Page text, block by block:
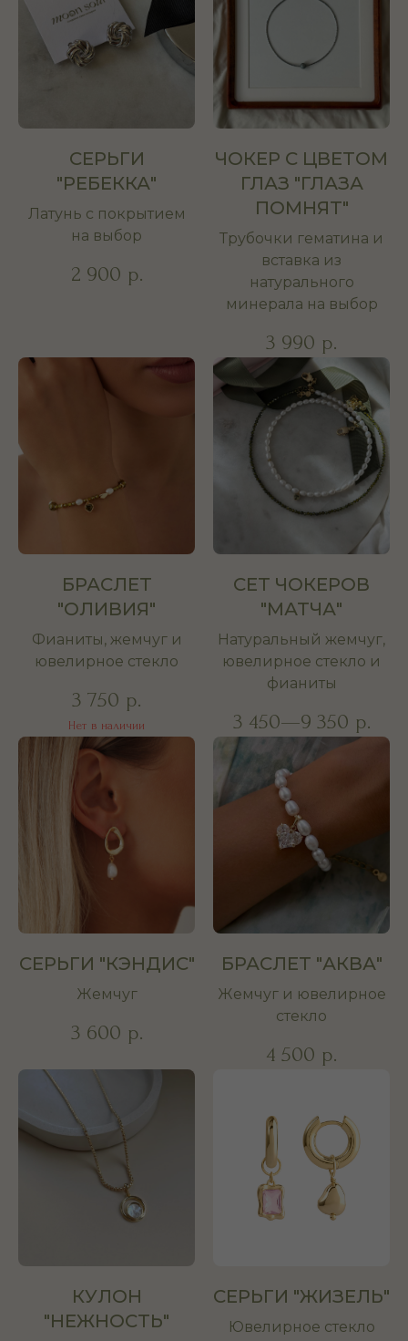
СЕРЬГИ
"РЕБЕККА"
Латунь с покрытием
на выбор
2 900 р.
ЧОКЕР С ЦВЕТОМ
ГЛАЗ "ГЛАЗА
ПОМНЯТ"
Трубочки гематина и
вставка из
натурального
минерала на выбор
3 990 р.
БРАСЛЕТ
"ОЛИВИЯ"
Фианиты, жемчуг и
ювелирное стекло
3 750 р.
Нет в наличии
СЕТ ЧОКЕРОВ
"МАТЧА"
Натуральный жемчуг,
ювелирное стекло и
фианиты
3 450—9 350 р.
СЕРЬГИ "КЭНДИС"
Жемчуг
3 600 р.
БРАСЛЕТ "АКВА"
Жемчуг и ювелирное
стекло
4 500 р.
КУЛОН
"НЕЖНОСТЬ"
СЕРЬГИ "ЖИЗЕЛЬ"
Ювелирное стекло